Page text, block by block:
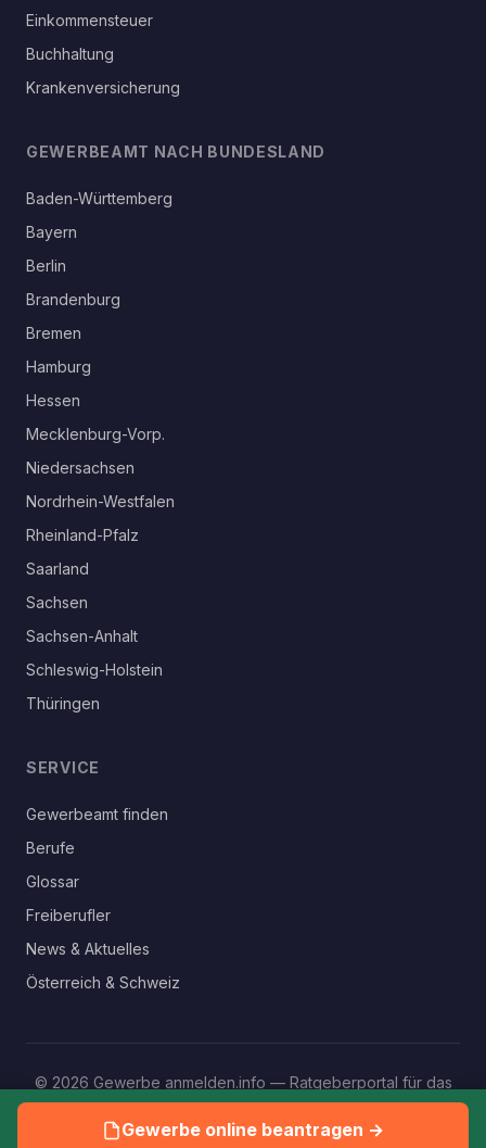
Einkommensteuer
Buchhaltung
Krankenversicherung
GEWERBEAMT NACH BUNDESLAND
Baden-Württemberg
Bayern
Berlin
Brandenburg
Bremen
Hamburg
Hessen
Mecklenburg-Vorp.
Niedersachsen
Nordrhein-Westfalen
Rheinland-Pfalz
Saarland
Sachsen
Sachsen-Anhalt
Schleswig-Holstein
Thüringen
SERVICE
Gewerbeamt finden
Berufe
Glossar
Freiberufler
News & Aktuelles
Österreich & Schweiz
© 2026 Gewerbe anmelden.info — Ratgeberportal für das
eigene Gewerbe
ImpressumDatenschutz
Gewerbe online beantragen →